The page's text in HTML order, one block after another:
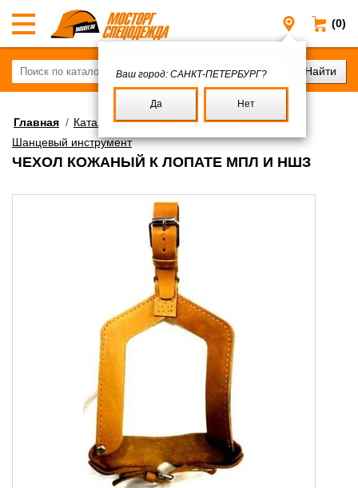
(0)
Санкт-
Ваш город: САНКТ-ПЕТЕРБУРГ?
Да Нет
Главная / Каталог/Военное имущество/
Шанцевый инструмент
ЧЕХОЛ КОЖАНЫЙ К ЛОПАТЕ МПЛ И НШЗ